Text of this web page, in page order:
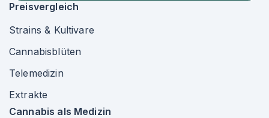
Preisvergleich
Strains & Kultivare
Cannabisblüten
Telemedizin
Extrakte
Cannabis als Medizin